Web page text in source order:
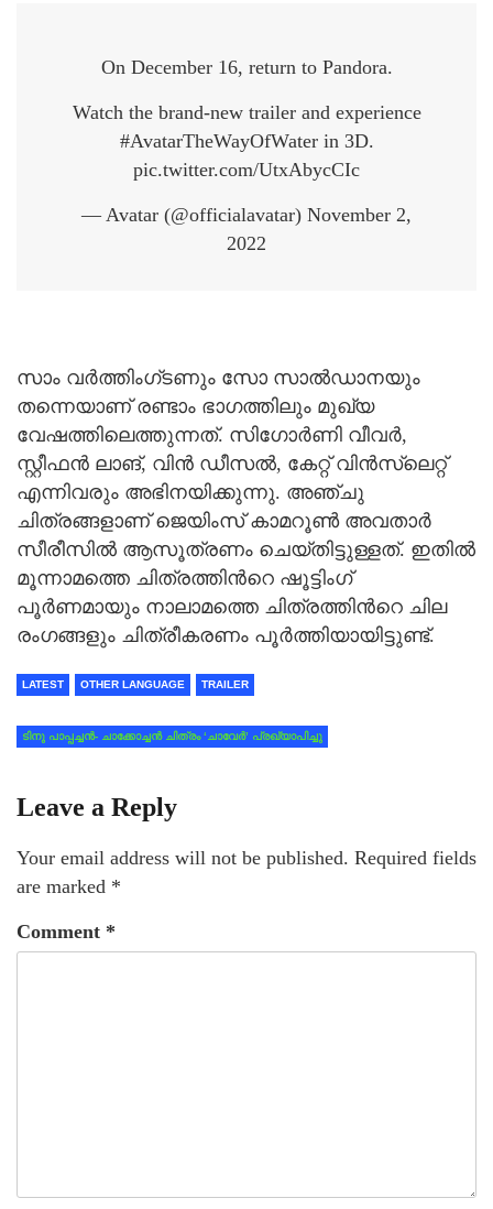
On December 16, return to Pandora.
Watch the brand-new trailer and experience
#AvatarTheWayOfWater in 3D.
pic.twitter.com/UtxAbycCIc
— Avatar (@officialavatar) November 2,
2022
സാം വർത്തിംഗ്ടണും സോ സാൽഡാനയും
തന്നെയാണ് രണ്ടാം ഭാഗത്തിലും മുഖ്യ
വേഷത്തിലെത്തുന്നത്. സിഗോർണി വീവർ,
സ്റ്റീഫൻ ലാങ്, വിൻ ഡീസൽ, കേറ്റ് വിൻസ്‌ലെറ്റ്
എന്നിവരും അഭിനയിക്കുന്നു. അഞ്ചു
ചിത്രങ്ങളാണ് ജെയിംസ് കാമറൂണ്‍ അവതാര്‍
സീരീസില്‍ ആസൂത്രണം ചെയ്തിട്ടുള്ളത്. ഇതില്‍
മൂന്നാമത്തെ ചിത്രത്തിന്‍റെ ഷൂട്ടിംഗ്
പൂര്‍ണമായും നാലാമത്തെ ചിത്രത്തിന്‍റെ ചില
രംഗങ്ങളും ചിത്രീകരണം പൂര്‍ത്തിയായിട്ടുണ്ട്.
LATEST OTHER LANGUAGE TRAILER
ടിനു പാപ്പച്ചന്‍- ചാക്കോച്ചന്‍ ചിത്രം ‘ചാവേര്‍’ പ്രഖ്യാപിച്ചു
Leave a Reply
Your email address will not be published. Required fields
are marked *
Comment *